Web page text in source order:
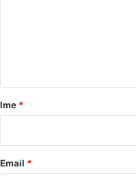
rIme *
Email *